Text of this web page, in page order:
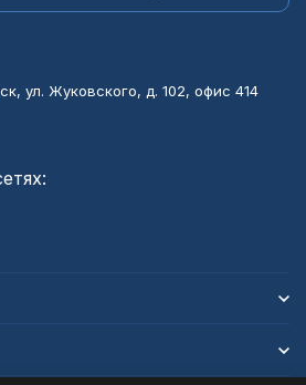
, ул. Жуковского, д. 102, офис 414